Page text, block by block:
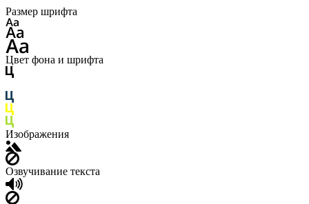
Размер шрифта
Цвет фона и шрифта
Изображения
Озвучивание текста